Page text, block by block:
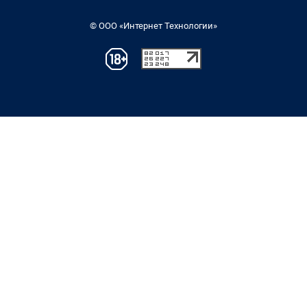
© ООО «Интернет Технологии»